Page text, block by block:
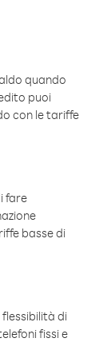
quando
puoi
con le tariffe
fare
basse di
di
fissi e